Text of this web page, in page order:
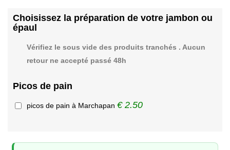
Choisissez la préparation de votre jambon ou
épaul
Vérifiez le sous vide des produits tranchés . Aucun
retour ne accepté passé 48h
Picos de pain
picos de pain à Marchapan € 2.50